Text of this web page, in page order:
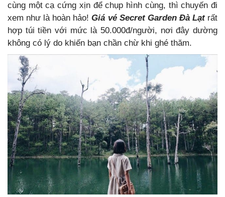
cùng một cạ cứng xịn để chụp hình cùng, thì chuyến đi
xem như là hoàn hảo!Giá vé Secret Garden Đà Lạtrất
hợp túi tiền với mức là 50.000đ/người, nơi đây dường
không có lý do khiến bạn chần chừ khi ghé thăm.